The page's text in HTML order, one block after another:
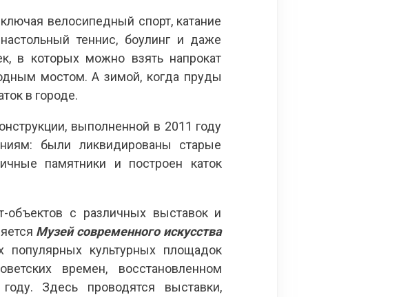
велосипедный спорт, катание
теннис, боулинг и даже
в которых можно взять напрокат
мостом. А зимой, когда пруды
в городе.
выполненной в 2011 году
были ликвидированы старые
памятники и построен каток
объектов с различных выставок и
Музей современного искусства
культурных площадок
времен, восстановленном
Здесь проводятся выставки,